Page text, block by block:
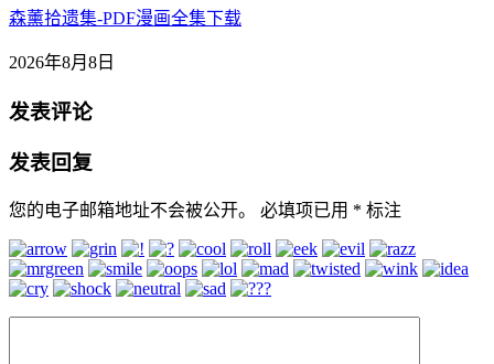
森薰拾遗集-PDF漫画全集下载
2026年8月8日
发表评论
发表回复
您的电子邮箱地址不会被公开。 必填项已用 * 标注